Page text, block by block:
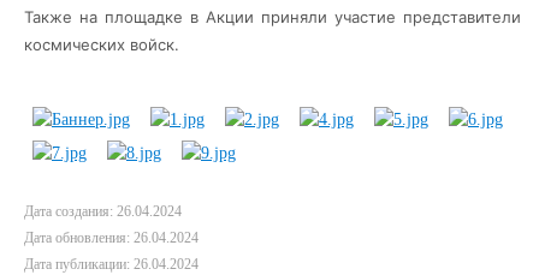
Также на площадке в Акции приняли участие представители
космических войск.
Дата создания: 26.04.2024
Дата обновления: 26.04.2024
Дата публикации: 26.04.2024